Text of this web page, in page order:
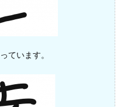
ています。